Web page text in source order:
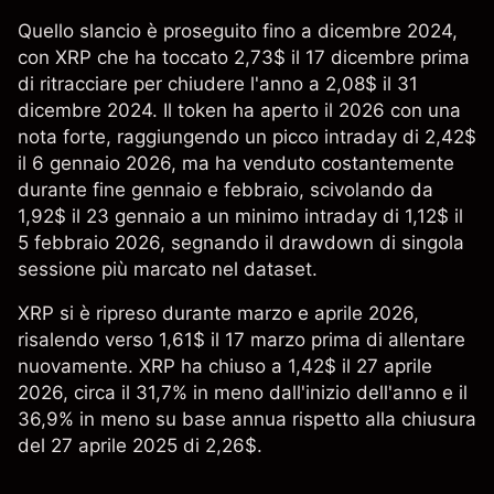
Quello slancio è proseguito fino a dicembre 2024,
con XRP che ha toccato 2,73$ il 17 dicembre prima
di ritracciare per chiudere l'anno a 2,08$ il 31
dicembre 2024. Il token ha aperto il 2026 con una
nota forte, raggiungendo un picco intraday di 2,42$
il 6 gennaio 2026, ma ha venduto costantemente
durante fine gennaio e febbraio, scivolando da
1,92$ il 23 gennaio a un minimo intraday di 1,12$ il
5 febbraio 2026, segnando il drawdown di singola
sessione più marcato nel dataset.
XRP si è ripreso durante marzo e aprile 2026,
risalendo verso 1,61$ il 17 marzo prima di allentare
nuovamente. XRP ha chiuso a 1,42$ il 27 aprile
2026, circa il 31,7% in meno dall'inizio dell'anno e il
36,9% in meno su base annua rispetto alla chiusura
del 27 aprile 2025 di 2,26$.